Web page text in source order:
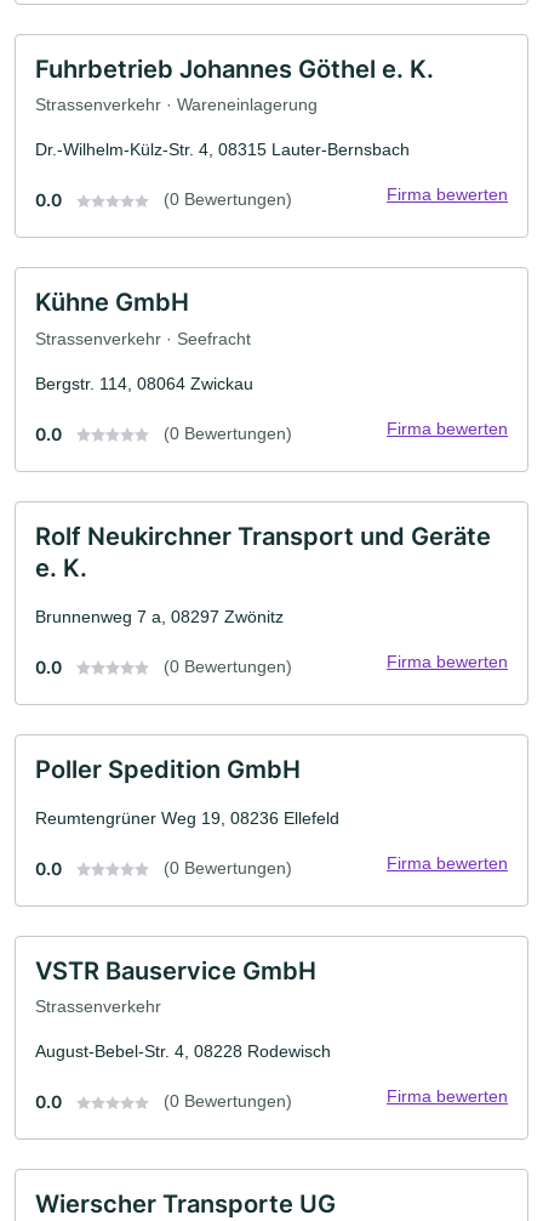
Fuhrbetrieb Johannes Göthel e. K.
Strassenverkehr · Wareneinlagerung
Dr.-Wilhelm-Külz-Str. 4, 08315 Lauter-Bernsbach
0.0 (0 Bewertungen) Firma bewerten
Kühne GmbH
Strassenverkehr · Seefracht
Bergstr. 114, 08064 Zwickau
0.0 (0 Bewertungen) Firma bewerten
Rolf Neukirchner Transport und Geräte
e. K.
Brunnenweg 7 a, 08297 Zwönitz
0.0 (0 Bewertungen) Firma bewerten
Poller Spedition GmbH
Reumtengrüner Weg 19, 08236 Ellefeld
0.0 (0 Bewertungen) Firma bewerten
VSTR Bauservice GmbH
Strassenverkehr
August-Bebel-Str. 4, 08228 Rodewisch
0.0 (0 Bewertungen) Firma bewerten
Wierscher Transporte UG